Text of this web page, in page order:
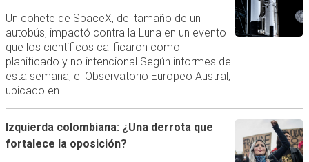
Un cohete de SpaceX, del tamaño de un
autobús, impactó contra la Luna en un evento
que los científicos calificaron como
planificado y no intencional.Según informes de
esta semana, el Observatorio Europeo Austral,
ubicado en…
Izquierda colombiana: ¿Una derrota que
fortalece la oposición?